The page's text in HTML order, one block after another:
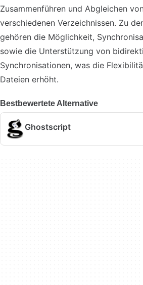
Zusammenführen und Abgleichen
verschiedenen Verzeichnissen. Zu
gehören die Möglichkeit,
sowie die Unterstützung von
Synchronisationen, was die
Dateien erhöht.
Bestbewertete Alternative
Ghostscript